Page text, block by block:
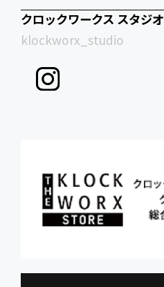
クロックワークス スタジオ
klockworx_studio